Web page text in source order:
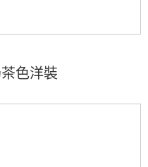
色洋裝